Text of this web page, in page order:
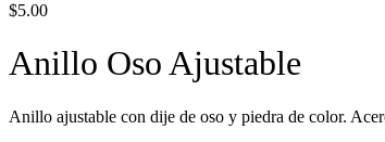
$5.00
Anillo Oso Ajustable
Anillo ajustable con dije de oso y piedra de color.